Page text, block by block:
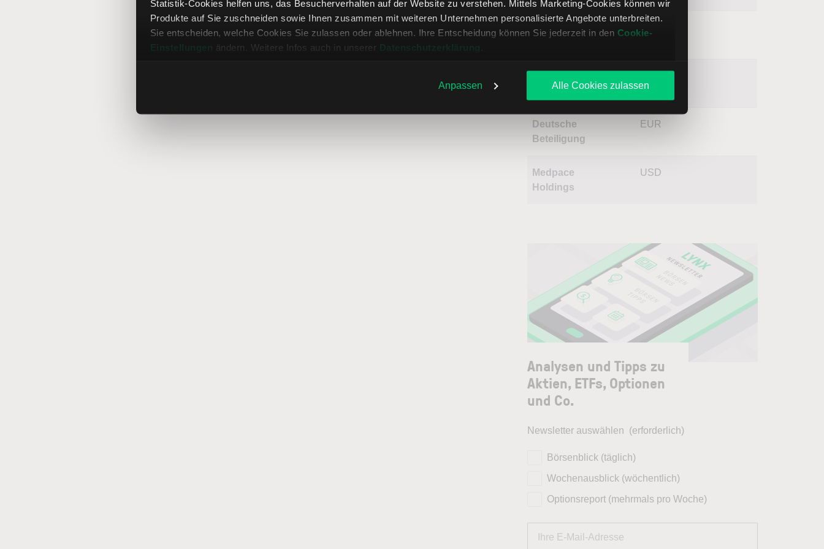
Statistik-Cookies helfen uns, das Besucherverhalten auf der Website zu verstehen. Mittels Marketing-Cookies können wir
Produkte auf Sie zuschneiden sowie Ihnen zusammen mit weiteren Unternehmen personalisierte Angebote unterbreiten.
Sie entscheiden, welche Cookies Sie zulassen oder ablehnen. Ihre Entscheidung können Sie jederzeit in den Cookie-
Einstellungen
ändern. Weitere Infos auch in unserer Datenschutzerklärung
Anpassen Alle Cookies zulassen
Friedrich
EUR
Group ADR
Deutsche
Beteiligung
EUR
Medpace
Holdings
USD
Analysen und Tipps zu
Aktien, ETFs, Optionen
und Co.
Newsletter auswählen (erforderlich)
Börsenblick (täglich)
Wochenausblick (wöchentlich)
Optionsreport (mehrmals pro Woche)